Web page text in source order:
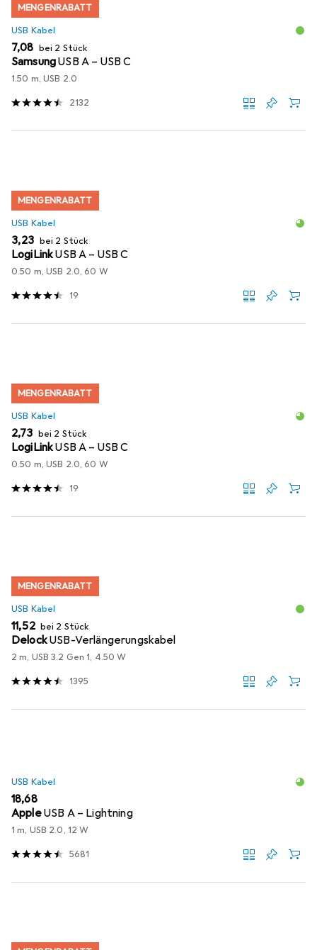
MENGENRABATT
USB Kabel
EUR
7,08 bei 2 Stück
SamsungUSB A – USB C
1.50 m, USB 2.0
2132
MENGENRABATT
USB Kabel
EUR
3,23 bei 2 Stück
LogiLinkUSB A – USB C
0.50 m, USB 2.0, 60 W
19
MENGENRABATT
USB Kabel
EUR
2,73 bei 2 Stück
LogiLinkUSB A – USB C
0.50 m, USB 2.0, 60 W
19
MENGENRABATT
USB Kabel
EUR
11,52 bei 2 Stück
DelockUSB-Verlängerungskabel
2 m, USB 3.2 Gen 1, 4.50 W
1395
USB Kabel
EUR
18,68
AppleUSB A – Lightning
1 m, USB 2.0, 12 W
5681